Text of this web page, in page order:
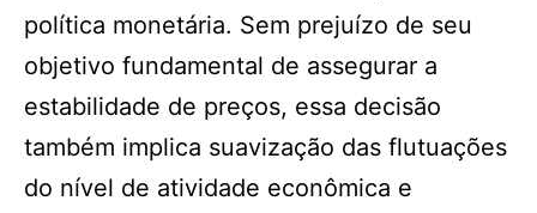
política monetária. Sem prejuízo de seu
objetivo fundamental de assegurar a
estabilidade de preços, essa decisão
também implica suavização das flutuações
do nível de atividade econômica e